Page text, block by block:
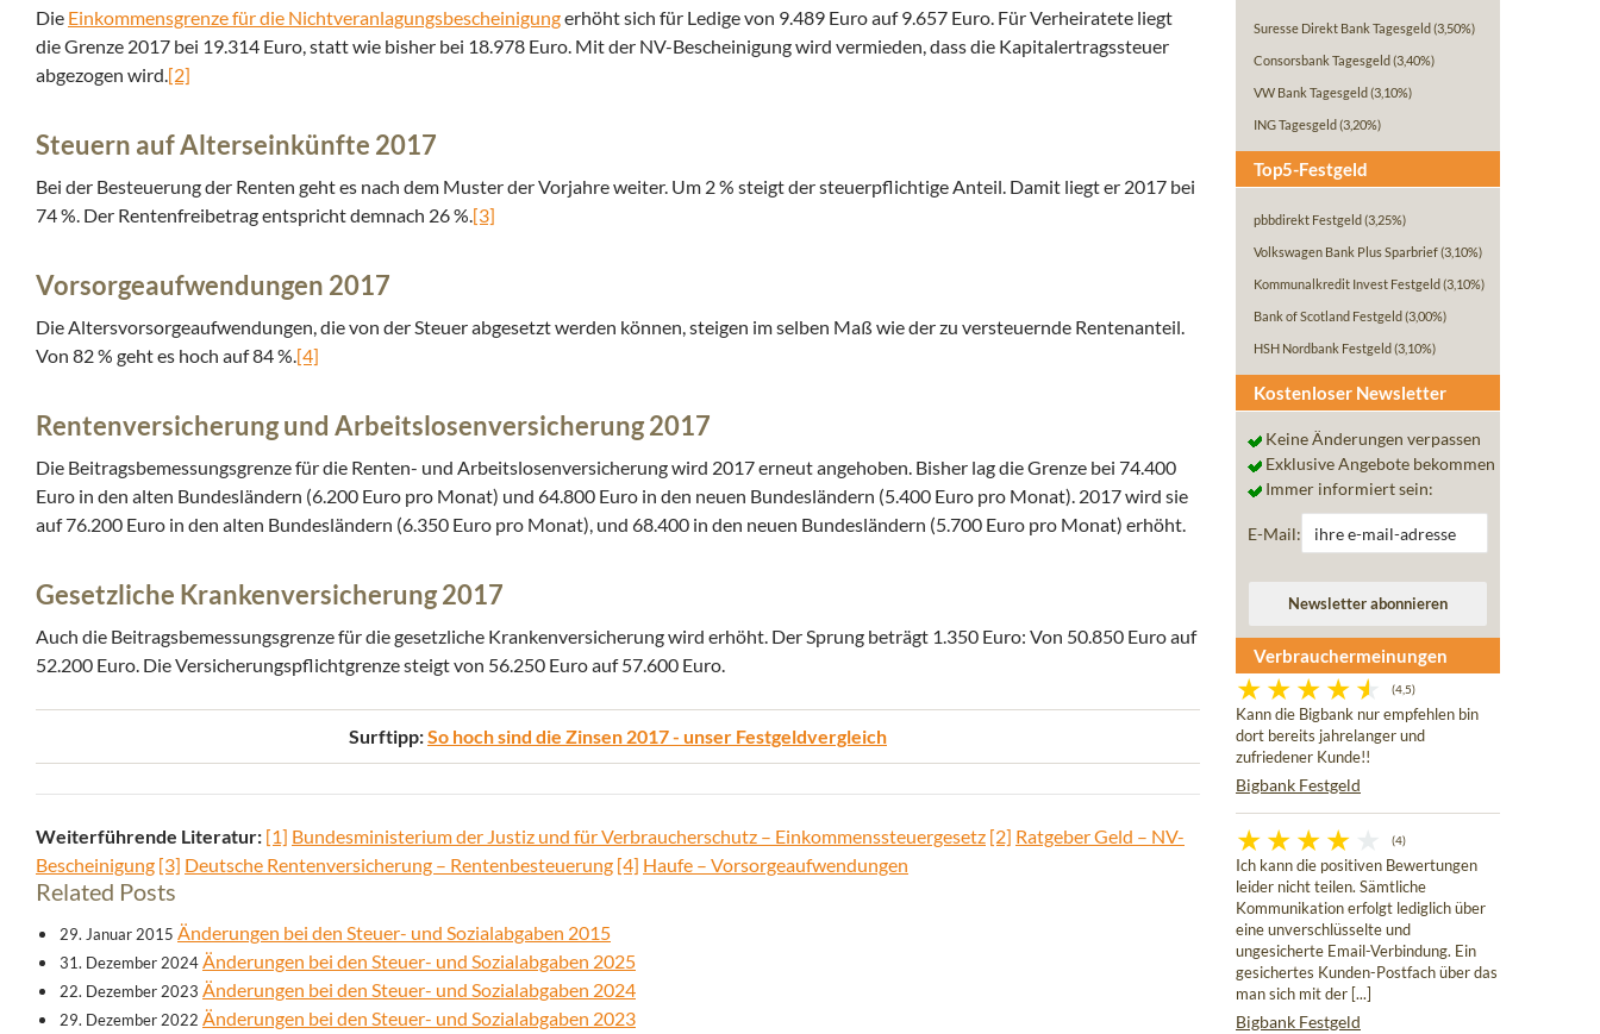
Die Einkommensgrenze für die Nichtveranlagungsbescheinigungerhöht sich für Ledige von 9.489 Euro auf 9.657 Euro. Für Verheiratete liegt
die Grenze 2017 bei 19.314 Euro, statt wie bisher bei 18.978 Euro. Mit der NV-Bescheinigung wird vermieden, dass die Kapitalertragssteuer
abgezogen wird.[2]
Steuern auf Alterseinkünfte 2017
Bei der Besteuerung der Renten geht es nach dem Muster der Vorjahre weiter. Um 2 % steigt der steuerpflichtige Anteil. Damit liegt er 2017 bei
74 %. Der Rentenfreibetrag entspricht demnach 26 %.[3]
Vorsorgeaufwendungen 2017
Die Altersvorsorgeaufwendungen, die von der Steuer abgesetzt werden können, steigen im selben Maß wie der zu versteuernde Rentenanteil.
Von 82 % geht es hoch auf 84 %.[4]
Rentenversicherung und Arbeitslosenversicherung 2017
Die Beitragsbemessungsgrenze für die Renten- und Arbeitslosenversicherung wird 2017 erneut angehoben. Bisher lag die Grenze bei 74.400
Euro in den alten Bundesländern (6.200 Euro pro Monat) und 64.800 Euro in den neuen Bundesländern (5.400 Euro pro Monat). 2017 wird sie
auf 76.200 Euro in den alten Bundesländern (6.350 Euro pro Monat), und 68.400 in den neuen Bundesländern (5.700 Euro pro Monat) erhöht.
Gesetzliche Krankenversicherung 2017
Auch die Beitragsbemessungsgrenze für die gesetzliche Krankenversicherung wird erhöht. Der Sprung beträgt 1.350 Euro: Von 50.850 Euro auf
52.200 Euro. Die Versicherungspflichtgrenze steigt von 56.250 Euro auf 57.600 Euro.
Surftipp:So hoch sind die Zinsen 2017 - unser Festgeldvergleich
Weiterführende Literatur: [1] Bundesministerium der Justiz und für Verbraucherschutz – Einkommenssteuergesetz [2] Ratgeber Geld – NV-
Bescheinigung [3] Deutsche Rentenversicherung – Rentenbesteuerung [4] Haufe – Vorsorgeaufwendungen
Related Posts
29. Januar 2015 Änderungen bei den Steuer- und Sozialabgaben 2015
31. Dezember 2024Änderungen bei den Steuer- und Sozialabgaben 2025
22. Dezember 2023 Änderungen bei den Steuer- und Sozialabgaben 2024
29. Dezember 2022 Änderungen bei den Steuer- und Sozialabgaben 2023
Suresse Direkt Bank Tagesgeld (3,50%)
Consorsbank Tagesgeld (3,40%)
VW Bank Tagesgeld (3,10%)
ING Tagesgeld (3,20%)
Top5-Festgeld
pbbdirekt Festgeld (3,25%)
Volkswagen Bank Plus Sparbrief(3,10%)
Kommunalkredit Invest Festgeld (3,10%)
Bank of Scotland Festgeld (3,00%)
HSH Nordbank Festgeld (3,10%)
Kostenloser Newsletter
Keine Änderungen verpassen
Exklusive Angebote bekommen
Immer informiert sein:
E-Mail:
Verbrauchermeinungen
(4,5)
Kann die Bigbank nur empfehlen bin
dort bereits jahrelanger und
zufriedener Kunde!!
Bigbank Festgeld
(4)
Ich kann die positiven Bewertungen
leider nicht teilen. Sämtliche
Kommunikation erfolgt lediglich über
eine unverschlüsselte und
ungesicherte Email-Verbindung. Ein
gesichertes Kunden-Postfach über das
man sich mit der [...]
Bigbank Festgeld